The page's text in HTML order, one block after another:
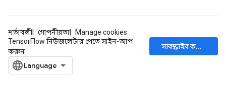
শর্তাবলী গোপনীয়তা
Manage cookies
TensorFlow নিউজলেটার পেতে সাইন-আপ
করুন
সাবস্ক্রাইব করুন